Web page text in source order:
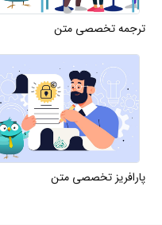
ترجمه تخصصی متن
پارافریز تخصصی متن